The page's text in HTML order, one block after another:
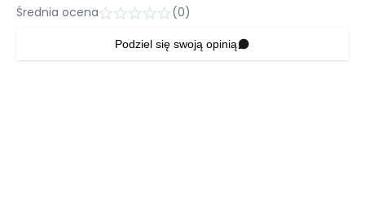
Średnia ocena (0)
Podziel się swoją opinią